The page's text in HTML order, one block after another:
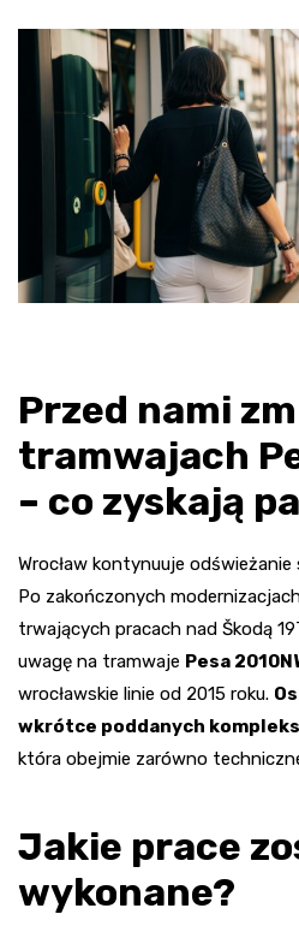
Przed nami
tramwajach
– co zyskają
Wrocław kontynuuje
Po zakończonych
trwających pracach nad Škodą
uwagę na tramwaje Pesa
wrocławskie linie od 2015 roku.
wkrótce poddanych
która obejmie zarówno
Jakie prace
wykonane?